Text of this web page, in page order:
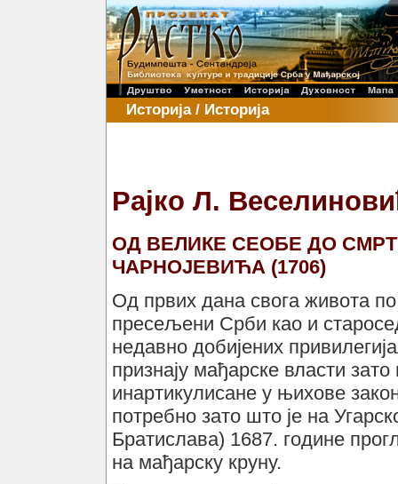
Историја / Историја
Рајко Л.
ОД ВЕЛИКЕ СЕОБЕ ДО
ЧАРНОЈЕВИЋА (1706)
Од првих дана свога живота по
пресељени Срби као и
недавно добијених
признају мађарске власти
инартикулисане у њихове
потребно зато што је на
Братислава) 1687. године
на мађарску круну.